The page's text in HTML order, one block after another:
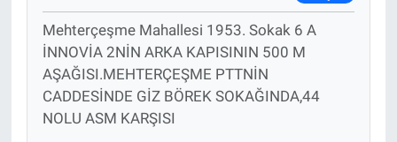
Mehterçeşme Mahallesi 1953. Sokak 6 A
İNNOVİA 2NİN ARKA KAPISININ 500 M
AŞAĞISI.MEHTERÇEŞME PTTNİN
CADDESİNDE GİZ BÖREK SOKAĞINDA,44
NOLU ASM KARŞISI